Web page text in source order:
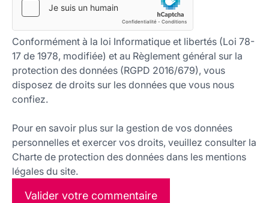
Conformément à la loi Informatique et libertés (Loi 78-
17 de 1978, modifiée) et au Règlement général sur la
protection des données (RGPD 2016/679), vous
disposez de droits sur les données que vous nous
confiez.
Pour en savoir plus sur la gestion de vos données
personnelles et exercer vos droits, veuillez consulter la
Charte de protection des données dans les mentions
légales du site.
Valider votre commentaire